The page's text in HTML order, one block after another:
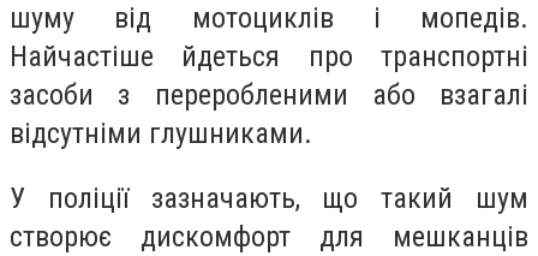
шуму від мотоциклів і мопедів.
Найчастіше йдеться про транспортні
засоби з переробленими або взагалі
відсутніми глушниками.
У поліції зазначають, що такий шум
створює дискомфорт для мешканців